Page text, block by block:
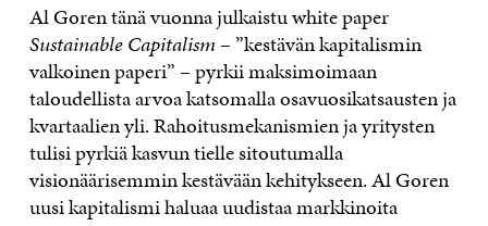
Al Goren tänä vuonna julkaistu white paper
Sustainable Capitalism – ”kestävän kapitalismin
valkoinen paperi” – pyrkii maksimoimaan
taloudellista arvoa katsomalla osavuosikatsausten ja
kvartaalien yli. Rahoitusmekanismien ja yritysten
tulisi pyrkiä kasvun tielle sitoutumalla
visionäärisemmin kestävään kehitykseen. Al Goren
uusi kapitalismi haluaa uudistaa markkinoita